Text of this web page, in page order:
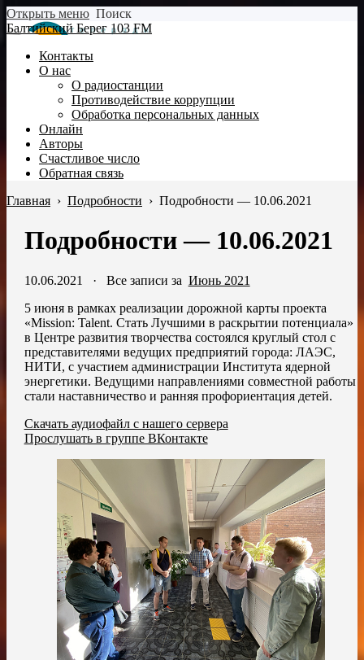
Открыть меню Поиск
Балтийский Берег 103 FM
Контакты
О нас
О радиостанции
Противодействие коррупции
Обработка персональных данных
Онлайн
Авторы
Счастливое число
Обратная связь
Главная › Подробности › Подробности — 10.06.2021
Подробности — 10.06.2021
10.06.2021 · Все записи за Июнь 2021
5 июня в рамках реализации дорожной карты проекта
«Mission: Talent. Стать Лучшими в раскрытии потенциала»
в Центре развития творчества состоялся круглый стол с
представителями ведущих предприятий города: ЛАЭС,
НИТИ, с участием администрации Института ядерной
энергетики. Ведущими направлениями совместной работы
стали наставничество и ранняя профориентация детей.
Скачать аудиофайл с нашего сервера
Прослушать в группе ВКонтакте